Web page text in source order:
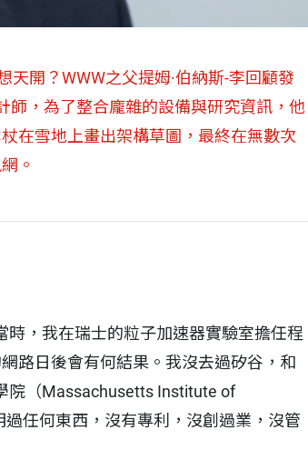
開？WWW之父提姆·伯納斯-李回顧發
師，為了整合龐雜的設備與研究資訊，他
在雪地上畫出架構草圖，最終在無數次
。
時，我在瑞士的粒子加速器實驗室擔任程
路日後會有何結果。我沒去過矽谷，和
院（Massachusetts Institute of
任何東西，沒有專利，沒創過業，沒管